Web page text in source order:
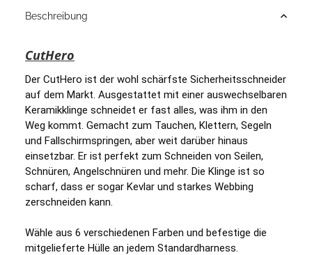
Beschreibung
CutHero
Der CutHero ist der wohl schärfste Sicherheitsschneider
auf dem Markt. Ausgestattet mit einer auswechselbaren
Keramikklinge schneidet er fast alles, was ihm in den
Weg kommt. Gemacht zum Tauchen, Klettern, Segeln
und Fallschirmspringen, aber weit darüber hinaus
einsetzbar. Er ist perfekt zum Schneiden von Seilen,
Schnüren, Angelschnüren und mehr. Die Klinge ist so
scharf, dass er sogar Kevlar und starkes Webbing
zerschneiden kann.
Wähle aus 6 verschiedenen Farben und befestige die
mitgelieferte Hülle an jedem Standardharness.